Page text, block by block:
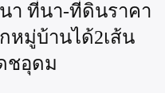
า ที่นา-ที่ดินราคา
หมู่บ้านได้2เส้น
ชอุดม